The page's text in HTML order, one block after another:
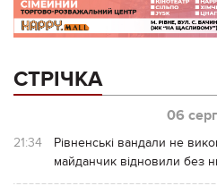
СТРІЧКА
06
21:34
Рівненські вандали не
майданчик відновили без